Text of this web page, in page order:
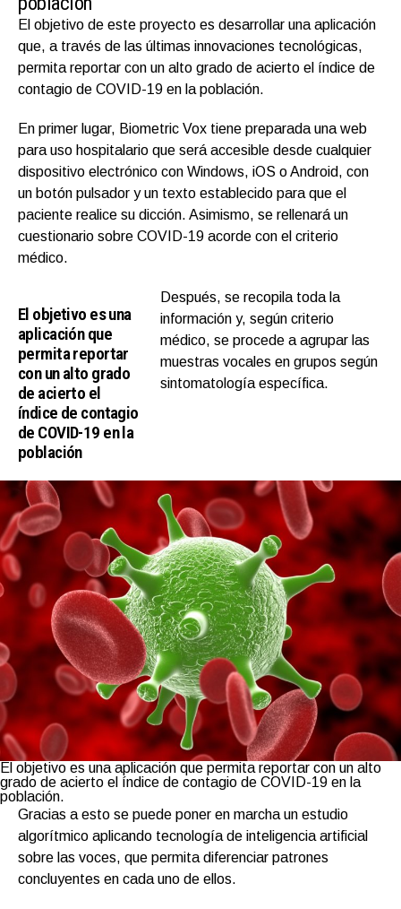
El objetivo de este proyecto es desarrollar una aplicación
que, a través de las últimas innovaciones tecnológicas,
permita reportar con un alto grado de acierto el índice de
contagio de COVID-19 en la población.
En primer lugar, Biometric Vox tiene preparada una web
para uso hospitalario que será accesible desde cualquier
dispositivo electrónico con Windows, iOS o Android, con
un botón pulsador y un texto establecido para que el
paciente realice su dicción. Asimismo, se rellenará un
cuestionario sobre COVID-19 acorde con el criterio
médico.
El objetivo es una
aplicación que
permita reportar
con un alto grado
de acierto el
índice de contagio
de COVID-19 en la
población
Después, se recopila toda la
información y, según criterio
médico, se procede a agrupar las
muestras vocales en grupos según
sintomatología específica.
El objetivo es una aplicación que permita reportar con un alto
grado de acierto el índice de contagio de COVID-19 en la
población.
Gracias a esto se puede poner en marcha un estudio
algorítmico aplicando tecnología de inteligencia artificial
sobre las voces, que permita diferenciar patrones
concluyentes en cada uno de ellos.